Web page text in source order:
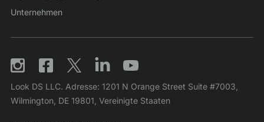
Unternehmen
Look DS LLC. Adresse: 1201 N Orange Street Suite #7003,
Wilmington, DE 19801, Vereinigte Staaten